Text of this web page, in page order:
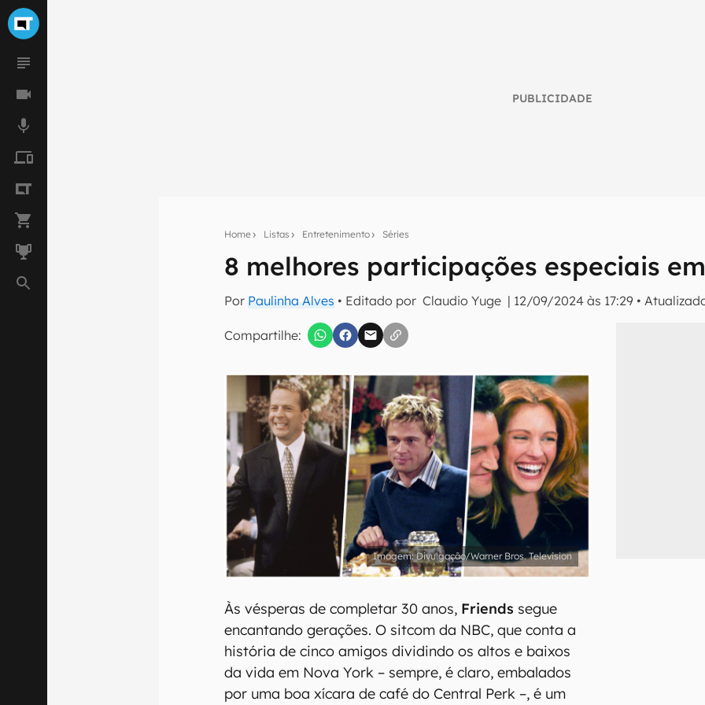
PUBLICIDADE
Home Listas Entretenimento Séries
8 melhores participações especiais
Por Paulinha Alves • Editado por Claudio Yuge | 12/09/2024 às 17:29 •
Compartilhe:
Seu resumo inteligente do mundo tech!
Assine a newsletter do Canaltech e receba notícias e reviews sobre tecnologia
inscreva-se
Confirmo que li, aceito e concordo com os Termos de Uso e Política de Privacidade do
Divulgação/Warner Bros. Television
Às vésperas de completar 30 anos, Friends segue
encantando gerações. O sitcom da NBC, que conta a
história de cinco amigos dividindo os altos e baixos
da vida em Nova York – sempre, é claro, embalados
por uma boa xícara de café do Central Perk –, é um